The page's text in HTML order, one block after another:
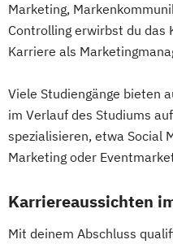
Marketing,
Controlling erwirbst du das
Karriere als
Viele Studiengänge bieten
im Verlauf des Studiums
spezialisieren, etwa Social
Marketing oder
Karriereaussichten
Mit deinem Abschluss